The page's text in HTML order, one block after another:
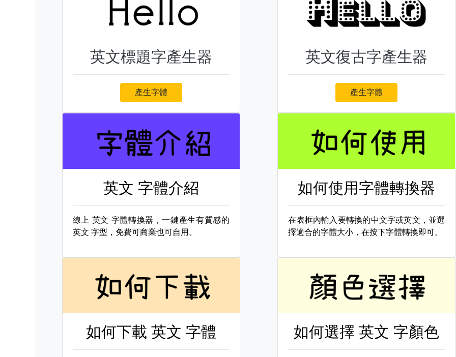
英文標題字產生器
產生字體
英文復古字產生器
產生字體
英文 字體介紹
線上 英文 字體轉換器，一鍵產生有質感的
英文 字型，免費可商業也可自用。
如何使用字體轉換器
在表框內輸入要轉換的中文字或英文，並選
擇適合的字體大小，在按下字體轉換即可。
如何下載 英文 字體 如何選擇英文 字顏色